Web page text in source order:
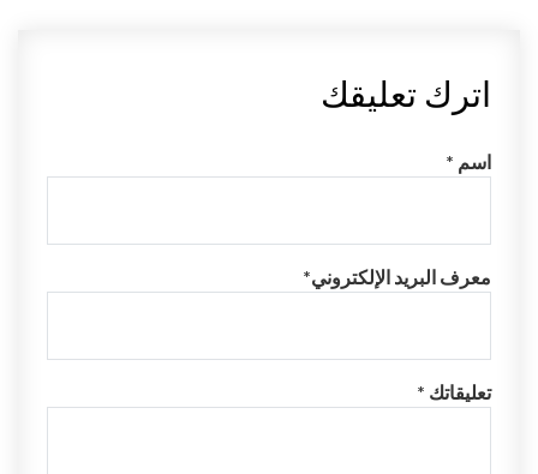
اترك تعليقك
اسم *
معرف البريد الإلكتروني*
تعليقاتك *